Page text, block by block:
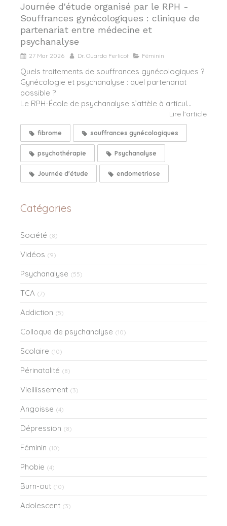
Journée d'étude organisé par le RPH -
Souffrances gynécologiques : clinique de
partenariat entre médecine et
psychanalyse
27 Mar 2026 Dr. Ouarda Ferlicot Féminin
Quels traitements de souffrances gynécologiques ?
Gynécologie et psychanalyse : quel partenariat
possible ?
Le RPH-École de psychanalyse s’attèle à articul...
Lire l'article
fibrome souffrances gynécologiques
psychothérapie Psychanalyse
Journée d'étude endometriose
Catégories
Société (8)
Vidéos (9)
Psychanalyse (55)
TCA (7)
Addiction (5)
Colloque de psychanalyse (10)
Scolaire (10)
Périnatalité (8)
Vieillissement (3)
Angoisse (4)
Dépression (8)
Féminin (10)
Phobie (4)
Burn-out (10)
Adolescent (3)